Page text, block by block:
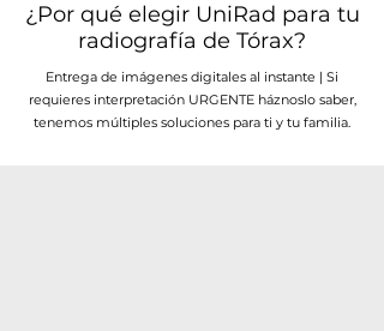
¿Por qué elegir UniRad para tu
radiografía de Tórax?
Entrega de imágenes digitales al instante | Si
requieres interpretación URGENTE háznoslo saber,
tenemos múltiples soluciones para ti y tu familia.